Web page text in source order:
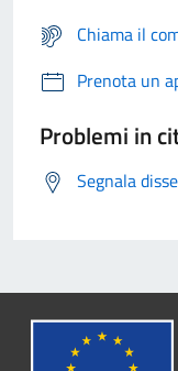
Chiama il
Prenota un
Problemi in
Segnala